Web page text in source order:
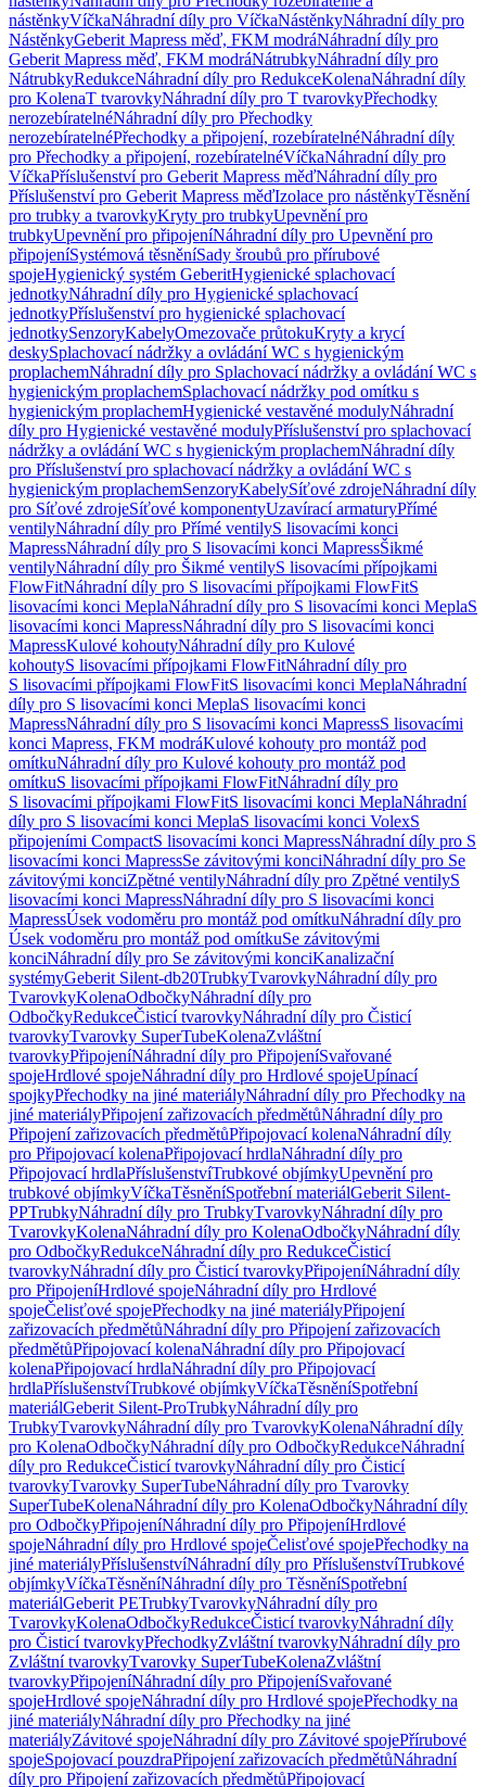
nástěnkyVíčkaNáhradní díly pro VíčkaNástěnkyNáhradní díly pro
NástěnkyGeberit Mapress měď, FKM modráNáhradní díly pro
Geberit Mapress měď, FKM modráNátrubkyNáhradní díly pro
NátrubkyRedukceNáhradní díly pro RedukceKolenaNáhradní díly
pro KolenaT tvarovkyNáhradní díly pro T tvarovkyPřechodky
nerozebíratelnéNáhradní díly pro Přechodky
nerozebíratelnéPřechodky a připojení, rozebíratelnéNáhradní díly
pro Přechodky a připojení, rozebíratelnéVíčkaNáhradní díly pro
VíčkaPříslušenství pro Geberit Mapress měďNáhradní díly pro
Příslušenství pro Geberit Mapress měďIzolace pro nástěnkyTěsnění
pro trubky a tvarovkyKryty pro trubkyUpevnění pro
trubkyUpevnění pro připojeníNáhradní díly pro Upevnění pro
připojeníSystémová těsněníSady šroubů pro přírubové
spojeHygienický systém GeberitHygienické splachovací
jednotkyNáhradní díly pro Hygienické splachovací
jednotkyPříslušenství pro hygienické splachovací
jednotkySenzoryKabelyOmezovače průtokuKryty a krycí
deskySplachovací nádržky a ovládání WC s hygienickým
proplachemNáhradní díly pro Splachovací nádržky a ovládání WC s
hygienickým proplachemSplachovací nádržky pod omítku s
hygienickým proplachemHygienické vestavěné modulyNáhradní
díly pro Hygienické vestavěné modulyPříslušenství pro splachovací
nádržky a ovládání WC s hygienickým proplachemNáhradní díly
pro Příslušenství pro splachovací nádržky a ovládání WC s
hygienickým proplachemSenzoryKabelySíťové zdrojeNáhradní díly
pro Síťové zdrojeSíťové komponentyUzavírací armaturyPřímé
ventilyNáhradní díly pro Přímé ventilyS lisovacími konci
MapressNáhradní díly pro S lisovacími konci MapressŠikmé
ventilyNáhradní díly pro Šikmé ventilyS lisovacími přípojkami
FlowFitNáhradní díly pro S lisovacími přípojkami FlowFitS
lisovacími konci MeplaNáhradní díly pro S lisovacími konci MeplaS
lisovacími konci MapressNáhradní díly pro S lisovacími konci
MapressKulové kohoutyNáhradní díly pro Kulové
kohoutyS lisovacími přípojkami FlowFitNáhradní díly pro
S lisovacími přípojkami FlowFitS lisovacími konci MeplaNáhradní
díly pro S lisovacími konci MeplaS lisovacími konci
MapressNáhradní díly pro S lisovacími konci MapressS lisovacími
konci Mapress, FKM modráKulové kohouty pro montáž pod
omítkuNáhradní díly pro Kulové kohouty pro montáž pod
omítkuS lisovacími přípojkami FlowFitNáhradní díly pro
S lisovacími přípojkami FlowFitS lisovacími konci MeplaNáhradní
díly pro S lisovacími konci MeplaS lisovacími konci VolexS
připojeními CompactS lisovacími konci MapressNáhradní díly pro S
lisovacími konci MapressSe závitovými konciNáhradní díly pro Se
závitovými konciZpětné ventilyNáhradní díly pro Zpětné ventilyS
lisovacími konci MapressNáhradní díly pro S lisovacími konci
MapressÚsek vodoměru pro montáž pod omítkuNáhradní díly pro
Úsek vodoměru pro montáž pod omítkuSe závitovými
konciNáhradní díly pro Se závitovými konciKanalizační
systémyGeberit Silent-db20TrubkyTvarovkyNáhradní díly pro
TvarovkyKolenaOdbočkyNáhradní díly pro
OdbočkyRedukceČisticí tvarovkyNáhradní díly pro Čisticí
tvarovkyTvarovky SuperTubeKolenaZvláštní
tvarovkyPřipojeníNáhradní díly pro PřipojeníSvařované
spojeHrdlové spojeNáhradní díly pro Hrdlové spojeUpínací
spojkyPřechodky na jiné materiályNáhradní díly pro Přechodky na
jiné materiályPřipojení zařizovacích předmětůNáhradní díly pro
Připojení zařizovacích předmětůPřipojovací kolenaNáhradní díly
pro Připojovací kolenaPřipojovací hrdlaNáhradní díly pro
Připojovací hrdlaPříslušenstvíTrubkové objímkyUpevnění pro
trubkové objímkyVíčkaTěsněníSpotřební materiálGeberit Silent-
PPTrubkyNáhradní díly pro TrubkyTvarovkyNáhradní díly pro
TvarovkyKolenaNáhradní díly pro KolenaOdbočkyNáhradní díly
pro OdbočkyRedukceNáhradní díly pro RedukceČisticí
tvarovkyNáhradní díly pro Čisticí tvarovkyPřipojeníNáhradní díly
pro PřipojeníHrdlové spojeNáhradní díly pro Hrdlové
spojeČelisťové spojePřechodky na jiné materiályPřipojení
zařizovacích předmětůNáhradní díly pro Připojení zařizovacích
předmětůPřipojovací kolenaNáhradní díly pro Připojovací
kolenaPřipojovací hrdlaNáhradní díly pro Připojovací
hrdlaPříslušenstvíTrubkové objímkyVíčkaTěsněníSpotřební
materiálGeberit Silent-ProTrubkyNáhradní díly pro
TrubkyTvarovkyNáhradní díly pro TvarovkyKolenaNáhradní díly
pro KolenaOdbočkyNáhradní díly pro OdbočkyRedukceNáhradní
díly pro RedukceČisticí tvarovkyNáhradní díly pro Čisticí
tvarovkyTvarovky SuperTubeNáhradní díly pro Tvarovky
SuperTubeKolenaNáhradní díly pro KolenaOdbočkyNáhradní díly
pro OdbočkyPřipojeníNáhradní díly pro PřipojeníHrdlové
spojeNáhradní díly pro Hrdlové spojeČelisťové spojePřechodky na
jiné materiályPříslušenstvíNáhradní díly pro PříslušenstvíTrubkové
objímkyVíčkaTěsněníNáhradní díly pro TěsněníSpotřební
materiálGeberit PETrubkyTvarovkyNáhradní díly pro
TvarovkyKolenaOdbočkyRedukceČisticí tvarovkyNáhradní díly
pro Čisticí tvarovkyPřechodkyZvláštní tvarovkyNáhradní díly pro
Zvláštní tvarovkyTvarovky SuperTubeKolenaZvláštní
tvarovkyPřipojeníNáhradní díly pro PřipojeníSvařované
spojeHrdlové spojeNáhradní díly pro Hrdlové spojePřechodky na
jiné materiályNáhradní díly pro Přechodky na jiné
materiályZávitové spojeNáhradní díly pro Závitové spojePřírubové
spojeSpojovací pouzdraPřipojení zařizovacích předmětůNáhradní
díly pro Připojení zařizovacích předmětůPřipojovací